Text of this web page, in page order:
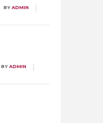
BYADMIN
BYADMIN